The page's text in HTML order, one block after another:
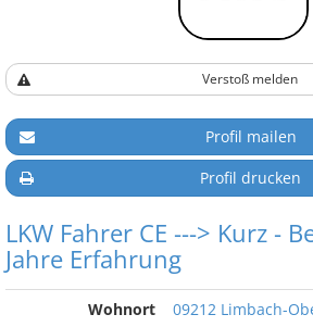
Verstoß melden
Profil mailen
Profil drucken
LKW Fahrer CE ---> Kurz -
Jahre Erfahrung
Wohnort
09212 Limbach-